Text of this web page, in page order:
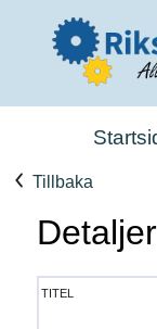
Tillbaka
titel